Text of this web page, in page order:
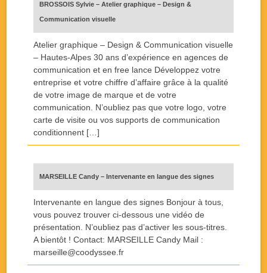
BROSSOIS Sylvie – Atelier graphique – Design &
Communication visuelle
Atelier graphique – Design & Communication visuelle
– Hautes-Alpes 30 ans d’expérience en agences de
communication et en free lance Développez votre
entreprise et votre chiffre d’affaire grâce à la qualité
de votre image de marque et de votre
communication. N’oubliez pas que votre logo, votre
carte de visite ou vos supports de communication
conditionnent […]
MARSEILLE Candy – Intervenante en langue des signes
Intervenante en langue des signes Bonjour à tous,
vous pouvez trouver ci-dessous une vidéo de
présentation. N’oubliez pas d’activer les sous-titres.
A bientôt ! Contact: MARSEILLE Candy Mail :
marseille@coodyssee.fr